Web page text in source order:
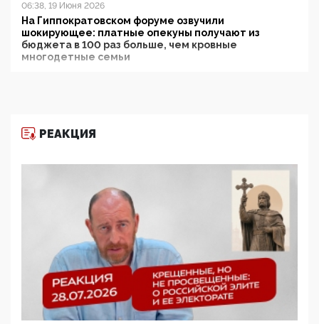
06:38, 19 Июня 2026
На Гиппократовском форуме озвучили
шокирующее: платные опекуны получают из
бюджета в 100 раз больше, чем кровные
многодетные семьи
11:53, 09 Июня 2026
деятельность ИИТО ЮНЕСКО в России, но
цифроглобалисты продолжают определять
повестку в образовании
09:43, 01 Июня 2026
5G за счет здоровья граждан: Минцифры намерено
отобрать у регионов и муниципалитетов право
защищать жилые дома и социальные объекты от
05:58, 26 Мая 2026
Роскомнадзор освободили от борца с
деструктивным и опасным контентом
РЕАКЦИЯ